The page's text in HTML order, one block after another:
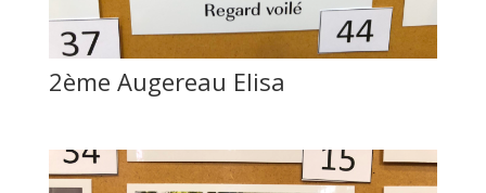
2ème Augereau Elisa